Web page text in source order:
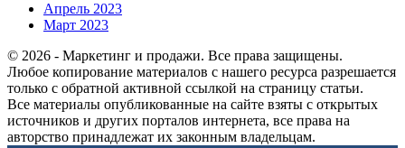
Апрель 2023
Март 2023
© 2026 - Маркетинг и продажи. Все права защищены.
Любое копирование материалов с нашего ресурса разрешается
только с обратной активной ссылкой на страницу статьи.
Все материалы опубликованные на сайте взяты с открытых
источников и других порталов интернета, все права на
авторство принадлежат их законным владельцам.